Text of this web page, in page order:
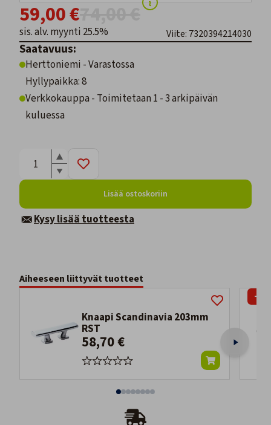
59,00 €
sis. alv. myynti 25.5% Viite: 7320394214030
Saatavuus:
Herttoniemi - Varastossa
Hyllypaikka: 8
Verkkokauppa - Toimitetaan 1 - 3 arkipäivän
kuluessa
Lisää ostoskoriin
Kysy lisää tuotteesta
Aiheeseen liittyvät tuotteet
Knaapi Scandinavia 203mm
RST
58,70 €
-